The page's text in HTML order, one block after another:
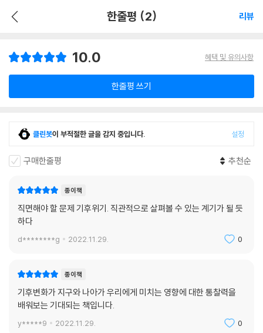
한줄평 (2) 리뷰
10.0 혜택 및 유의사항
한줄평 쓰기
클린봇이 부적절한 글을 감지 중입니다. 설정
구매한줄평 추천순
종이책
직면해야 할 문제 기후위기. 직관적으로 살펴볼 수 있는 계기가 될 듯
하다
d********g 2022.11.29. 0
종이책
기후변화가 지구와 나아가 우리에게 미치는 영향에 대한 통찰력을
배워보는 기대되는 책입니다.
y*****9 2022.11.29. 0